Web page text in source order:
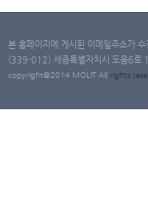
본 홈페이지에 게시된 이메일주소가
(339-012) 세종특별자치시 도움6
copyright@2014 MOLIT All rights